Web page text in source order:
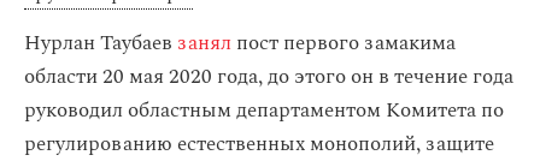
Нурлан Таубаев занял пост первого замакима
области 20 мая 2020 года, до этого он в течение года
руководил областным департаментом Комитета по
регулированию естественных монополий, защите